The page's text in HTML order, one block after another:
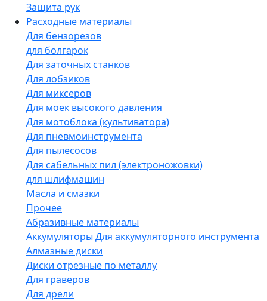
Защита рук
Расходные материалы
Для бензорезов
для болгарок
Для заточных станков
Для лобзиков
Для миксеров
Для моек высокого давления
Для мотоблока (культиватора)
Для пневмоинструмента
Для пылесосов
Для сабельных пил (электроножовки)
для шлифмашин
Масла и смазки
Прочее
Абразивные материалы
Аккумуляторы Для аккумуляторного инструмента
Алмазные диски
Диски отрезные по металлу
Для граверов
Для дрели